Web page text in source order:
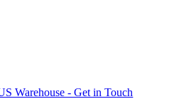
Warehouse - Get in Touch